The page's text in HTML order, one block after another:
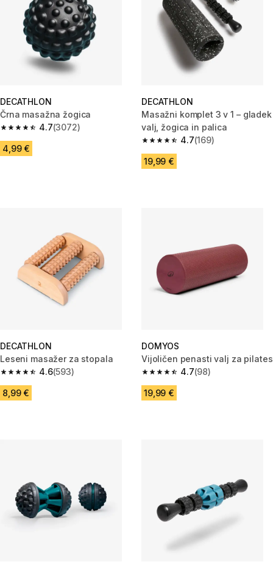
DECATHLON
Črna masažna žogica
4.7
4.7 od 5 zvezdic from 3072 ocene
(3072)
4,99 €
DECATHLON
Masažni komplet 3 v 1 – gladek
valj, žogica in palica
4.7
4.7 od 5 zvezdic from 169
(169)
19,99 €
DECATHLON
Leseni masažer za stopala
4.6
4.6 od 5 zvezdic from 593 ocene
(593)
8,99 €
DOMYOS
Vijoličen penasti valj za pilates
4.7
4.7 od 5 zvezdic from 98 ocene
(98)
19,99 €